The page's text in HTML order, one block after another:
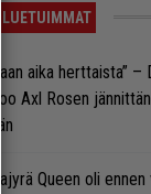
LUETUIMMAT
aika herttaista” –
Axl Rosen
Queen oli ennen